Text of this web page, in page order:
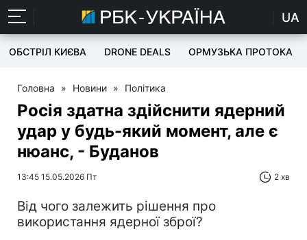
UA
ОБСТРІЛ КИЄВА DRONE DEALS ОРМУЗЬКА ПРОТОКА
Головна » Новини » Політика
Росія здатна здійснити ядерний
удар у будь-який момент, але є
нюанс, - Буданов
13:45 15.05.2026 Пт 2 хв
Від чого залежить рішення про
використання ядерної зброї?